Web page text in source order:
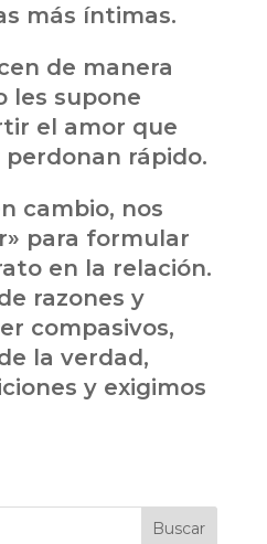
más íntimas.
de manera
les supone
el amor que
rápido.
cambio, nos
para formular
en la relación.
razones y
compasivos,
la verdad,
y exigimos